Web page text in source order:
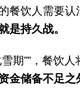
餐饮人需要认
是持久战。
期””，餐饮
金储备不足之